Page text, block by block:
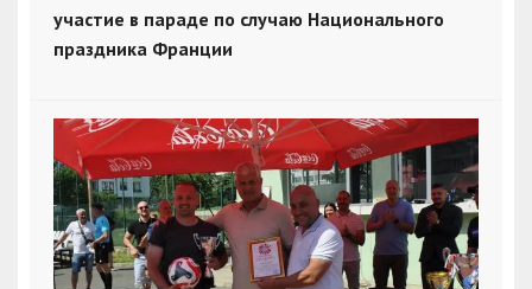
участие в параде по случаю Национального
праздника Франции